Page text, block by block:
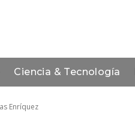
Ciencia & Tecnología
Enríquez